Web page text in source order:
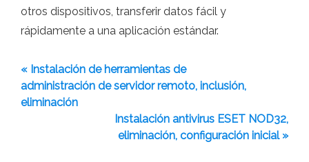
otros dispositivos, transferir datos fácil y
rápidamente a una aplicación estándar.
« Instalación de herramientas de
administración de servidor remoto, inclusión,
eliminación
Instalación antivirus ESET NOD32,
eliminación, configuración inicial »